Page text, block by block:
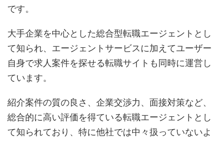
です。
大手企業を中心とした総合型転職エージェントとし
て知られ、エージェントサービスに加えてユーザー
自身で求人案件を探せる転職サイトも同時に運営し
ています。
紹介案件の質の良さ、企業交渉力、面接対策など、
総合的に高い評価を得ている転職エージェントとし
て知られており、特に他社では中々扱っていないよ